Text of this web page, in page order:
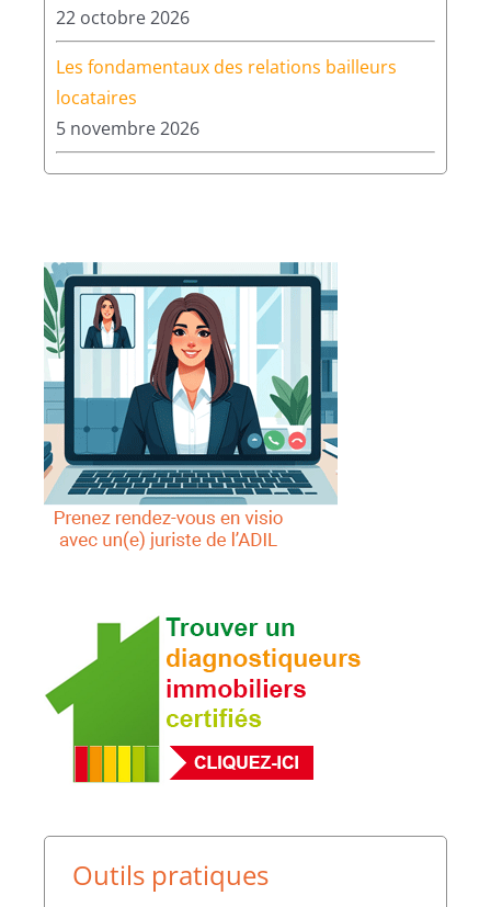
5 novembre 2026
Outils pratiques
Outils locaux